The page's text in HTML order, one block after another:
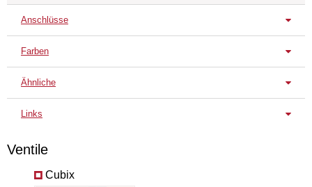
Anschlüsse
Serienanschluss
Farben
Serienfarbe/-oberfläche
Ähnliche
Links
Ventile
Cubix